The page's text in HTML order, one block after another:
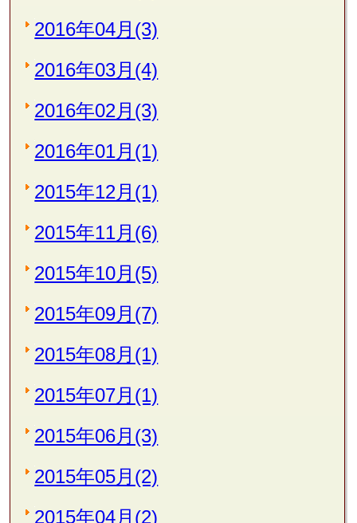
2016年04月(3)
2016年03月(4)
2016年02月(3)
2016年01月(1)
2015年12月(1)
2015年11月(6)
2015年10月(5)
2015年09月(7)
2015年08月(1)
2015年07月(1)
2015年06月(3)
2015年05月(2)
2015年04月(2)